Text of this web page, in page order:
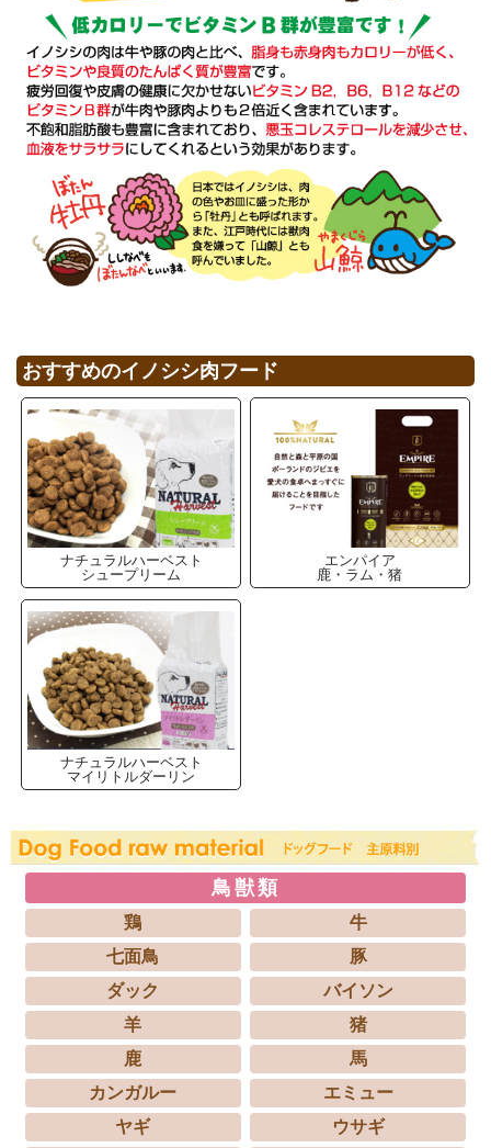
おすすめのイノシシ肉フード
ナチュラルハーベスト
シュープリーム
エンパイア
鹿・ラム・猪
ナチュラルハーベスト
マイリトルダーリン
鳥獣類
鶏
牛
七面鳥
豚
ダック
バイソン
羊
猪
鹿
馬
カンガルー
エミュー
ヤギ
ウサギ